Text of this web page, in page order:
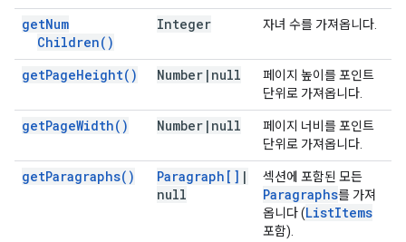
getNum
Children( )
Integer 자녀 수를 가져옵니다.
getPageHeight( ) Number | null
페이지 높이를 포인트
단위로 가져옵니다.
getPageWidth( ) Number | null
페이지 너비를 포인트
단위로 가져옵니다.
getParagraphs( ) Paragraph[] |
null
섹션에 포함된 모든
Paragraphs를 가져
옵니다 (ListItems
포함).